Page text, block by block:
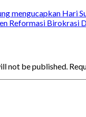
mengucapkan Hari
Reformasi Birokrasi
not be published.